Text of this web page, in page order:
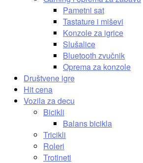
Pametni sat
Tastature i miševi
Konzole za igrice
Slušalice
Bluetooth zvučnik
Oprema za konzole
Društvene igre
Hit cena
Vozila za decu
Bicikli
Balans bicikla
Tricikli
Roleri
Trotineti